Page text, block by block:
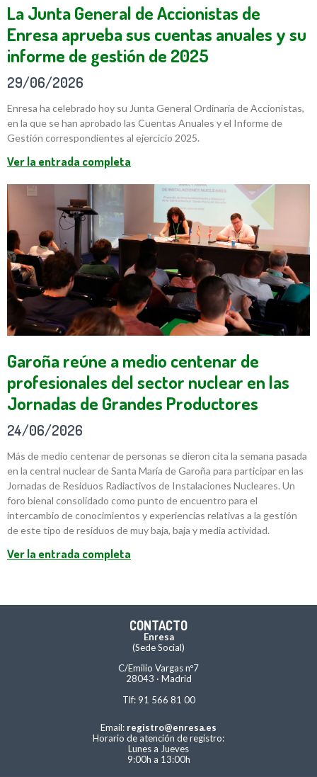
La Junta General de Accionistas de
Enresa aprueba sus cuentas anuales y su
informe de gestión de 2025
29/06/2026
Enresa ha celebrado hoy su Junta General Ordinaria de Accionistas,
en la que se han aprobado las Cuentas Anuales y el Informe de
Gestión correspondientes al ejercicio 2025.
Ver la entrada completa
Garoña reúne a medio centenar de
profesionales del sector nuclear en las
Jornadas de Grandes Productores
24/06/2026
Más de medio centenar de personas se dieron cita la semana pasada
en la central nuclear de Santa María de Garoña para participar en las
Jornadas de Residuos Radiactivos de Instalaciones Nucleares. Un
foro bienal consolidado como punto de encuentro para el
intercambio de conocimientos y experiencias relativas a la gestión
de este tipo de residuos de muy baja, baja y media actividad.
Ver la entrada completa
CONTACTO
Enresa
(Sede Social)
C/Emilio Vargas nº7
28043 · Madrid
Tlf: 91 566 81 00
Email: registro@enresa.es
Horario de atención de registro:
Lunes a Jueves
9:00h a 13:00h